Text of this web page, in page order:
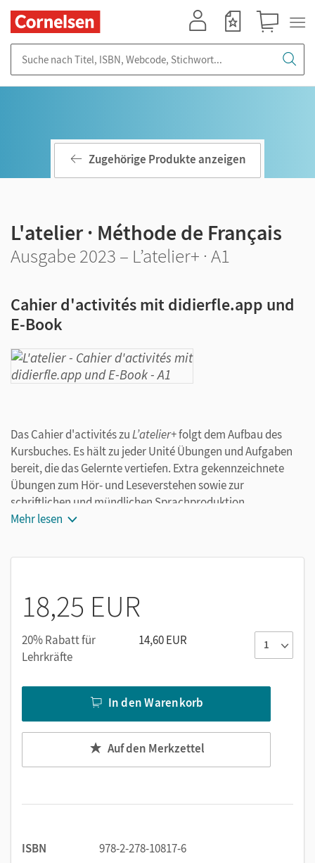
Zugehörige Produkte anzeigen
L'atelier · Méthode de Français
Ausgabe 2023 – L’atelier+ · A1
Cahier d'activités mit didierfle.app und
E-Book
Das Cahier d'activités zuL’atelier+folgt dem Aufbau des
Kursbuches. Es hält zu jeder Unité Übungen und Aufgaben
bereit, die das Gelernte vertiefen. Extra gekennzeichnete
Übungen zum Hör- und Leseverstehen sowie zur
schriftlichen und mündlichen Sprachproduktion
unterstützen die gezielte Vorbereitung auf die DELF-
Mehr lesen
18,25 EUR
20% Rabatt für
Lehrkräfte
14,60 EUR
In den Warenkorb
Auf den Merkzettel
ISBN
978-2-278-10817-6